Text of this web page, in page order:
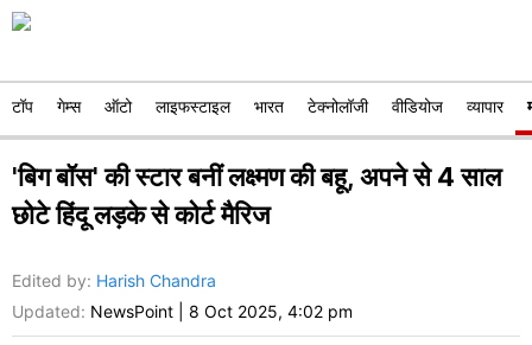
टॉप गेम्स ऑटो लाइफस्टाइल भारत टेक्नोलॉजी वीडियोज व्यापार
'बिग बॉस' की स्टार बनीं लक्ष्मण की बहू, अपने से 4 साल
छोटे हिंदू लड़के से कोर्ट मैरिज
Edited by: Harish Chandra
Updated: NewsPoint 8 Oct 2025, 4:02 pm